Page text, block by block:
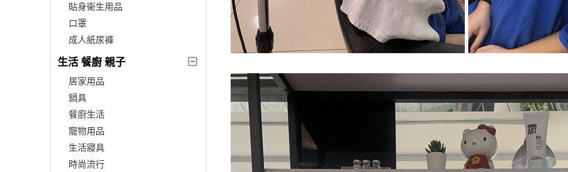
貼身衛生用品
口罩
成人紙尿褲
生活 餐廚 親子
居家用品
鍋具
餐廚生活
寵物用品
生活寢具
時尚流行